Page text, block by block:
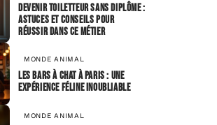
Devenir toiletteur sans diplôme :
astuces et conseils pour
réussir dans ce métier
MONDE ANIMAL
Les bars à chat à Paris : une
expérience féline inoubliable
MONDE ANIMAL